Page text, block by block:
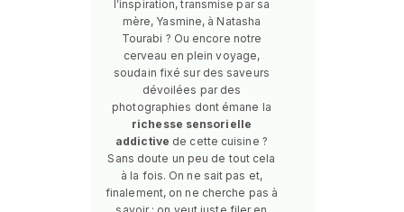
l’inspiration, transmise par sa
mère, Yasmine, à Natasha
Tourabi ? Ou encore notre
cerveau en plein voyage,
soudain fixé sur des saveurs
dévoilées par des
photographies dont émane la
richesse sensorielle
addictive de cette cuisine ?
Sans doute un peu de tout cela
à la fois. On ne sait pas et,
finalement, on ne cherche pas à